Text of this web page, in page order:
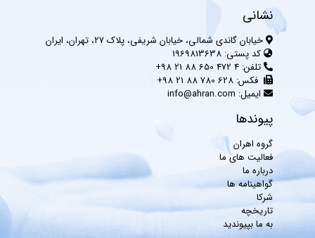
نشانی
خیابان گاندی شمالی، خیابان شریفی، پلاک 27، تهران، ایران
کد پستی: 1969813638
تلفن: 4 472 650 88 21 98+
فکس: 628 780 88 21 98+
ایمیل: info@ahran.com
پیوندها
گروه اهران
فعالیت های ما
درباره ما
گواهینامه ها
شرکا
تاریخچه
به ما بپیوندید